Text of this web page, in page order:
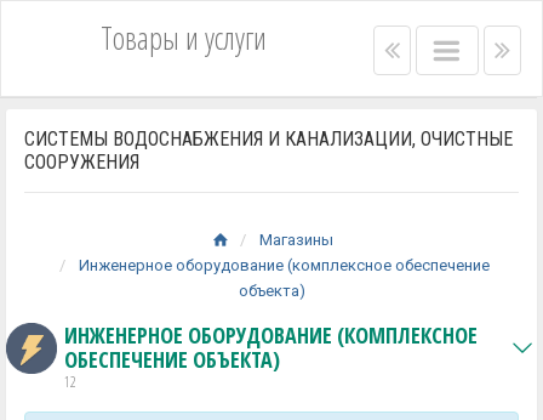
Товары и услуги Left
bar
Main
menu
Right
menu
bar
СИСТЕМЫ ВОДОСНАБЖЕНИЯ И КАНАЛИЗАЦИИ, ОЧИСТНЫЕ
СООРУЖЕНИЯ
Магазины
Инженерное оборудование (комплексное обеспечение
объекта)
ИНЖЕНЕРНОЕ ОБОРУДОВАНИЕ (КОМПЛЕКСНОЕ
ОБЕСПЕЧЕНИЕ ОБЪЕКТА)
12